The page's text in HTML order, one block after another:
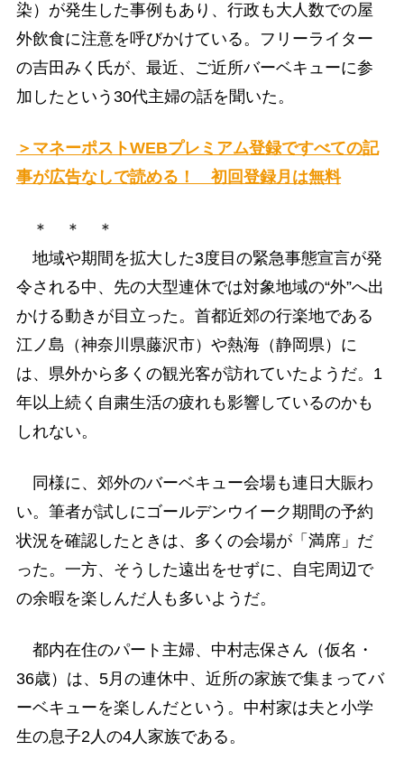
染）が発生した事例もあり、行政も大人数での屋
外飲食に注意を呼びかけている。フリーライター
の吉田みく氏が、最近、ご近所バーベキューに参
加したという30代主婦の話を聞いた。
＞マネーポストWEBプレミアム登録ですべての記
事が広告なしで読める！ 初回登録月は無料
＊ ＊ ＊
地域や期間を拡大した3度目の緊急事態宣言が発
令される中、先の大型連休では対象地域の“外”へ出
かける動きが目立った。首都近郊の行楽地である
江ノ島（神奈川県藤沢市）や熱海（静岡県）に
は、県外から多くの観光客が訪れていたようだ。1
年以上続く自粛生活の疲れも影響しているのかも
しれない。
同様に、郊外のバーベキュー会場も連日大賑わ
い。筆者が試しにゴールデンウイーク期間の予約
状況を確認したときは、多くの会場が「満席」だ
った。一方、そうした遠出をせずに、自宅周辺で
の余暇を楽しんだ人も多いようだ。
都内在住のパート主婦、中村志保さん（仮名・
36歳）は、5月の連休中、近所の家族で集まってバ
ーベキューを楽しんだという。中村家は夫と小学
生の息子2人の4人家族である。